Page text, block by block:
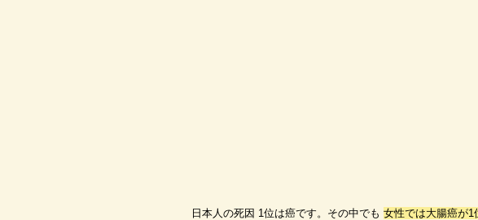
日本人の死因 1位は癌です。その中でも 女性では大腸癌が1